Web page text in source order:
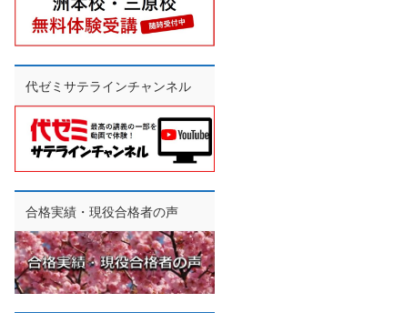
代ゼミサテラインチャンネル
合格実績・現役合格者の声